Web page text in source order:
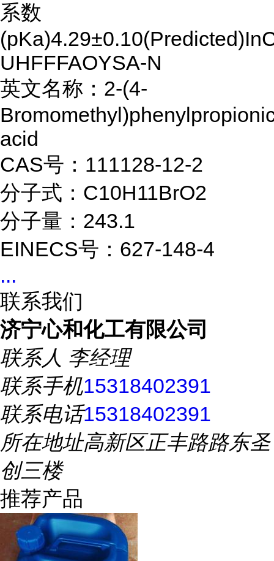
系数
UHFFFAOYSA-N
英文名称：2-(4-
acid
CAS号：111128-12-2
分子式：C10H11BrO2
分子量：243.1
EINECS号：627-148-4
...
联系我们
济宁心和化工有限公司
联系人 李经理
联系手机15318402391
联系电话15318402391
所在地址高新区正丰路路东圣
创三楼
推荐产品